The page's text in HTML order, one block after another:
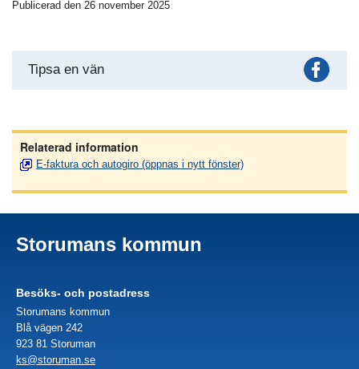
Publicerad den 26 november 2025
Tipsa en vän
Relaterad information
E-faktura och autogiro (öppnas i nytt fönster)
Storumans kommun
Besöks- och postadress
Storumans kommun
Blå vägen 242
923 81 Storuman
ks@storuman.se